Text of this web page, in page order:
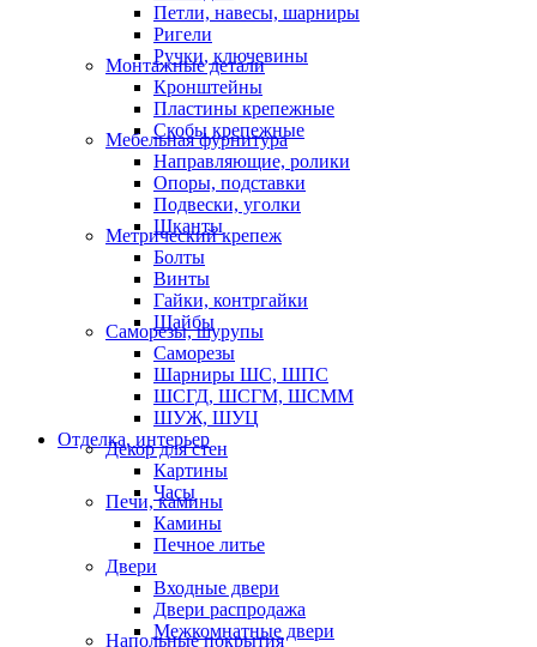
Петли, навесы, шарниры
Ригели
Ручки, ключевины
Монтажные детали
Кронштейны
Пластины крепежные
Скобы крепежные
Мебельная фурнитура
Направляющие, ролики
Опоры, подставки
Подвески, уголки
Шканты
Метрический крепеж
Болты
Винты
Гайки, контргайки
Шайбы
Саморезы, шурупы
Саморезы
Шарниры ШС, ШПС
ШСГД, ШСГМ, ШСММ
ШУЖ, ШУЦ
Отделка, интерьер
Декор для стен
Картины
Часы
Печи, камины
Камины
Печное литье
Двери
Входные двери
Двери распродажа
Межкомнатные двери
Напольные покрытия